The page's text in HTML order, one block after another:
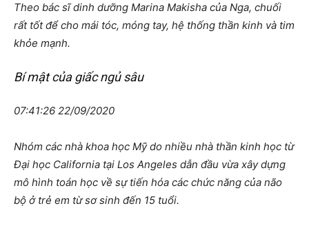
Theo bác sĩ dinh dưỡng Marina Makisha của Nga, chuối
rất tốt để cho mái tóc, móng tay, hệ thống thần kinh và tim
khỏe mạnh.
Bí mật của giấc ngủ sâu
07:41:26 22/09/2020
Nhóm các nhà khoa học Mỹ do nhiều nhà thần kinh học từ
Đại học California tại Los Angeles dẫn đầu vừa xây dựng
mô hình toán học về sự tiến hóa các chức năng của não
bộ ở trẻ em từ sơ sinh đến 15 tuổi.